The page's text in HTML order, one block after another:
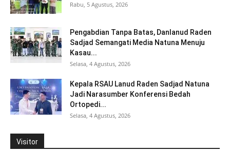
Rabu, 5 Agustus, 2026
Pengabdian Tanpa Batas, Danlanud Raden
Sadjad Semangati Media Natuna Menuju
Kasau...
Selasa, 4 Agustus, 2026
Kepala RSAU Lanud Raden Sadjad Natuna
Jadi Narasumber Konferensi Bedah
Ortopedi...
Selasa, 4 Agustus, 2026
Visitor